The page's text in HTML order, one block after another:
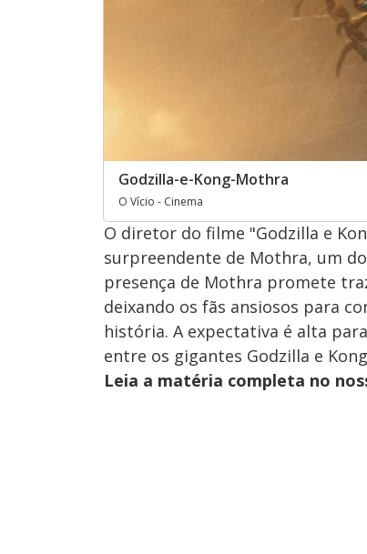
Godzilla-e-Kong-Mothra
O Vício - Cinema
O diretor do filme "Godzilla e
surpreendente de Mothra, um
presença de Mothra promete
deixando os fãs ansiosos para
história. A expectativa é alta
entre os gigantes Godzilla e
Leia a matéria completa no